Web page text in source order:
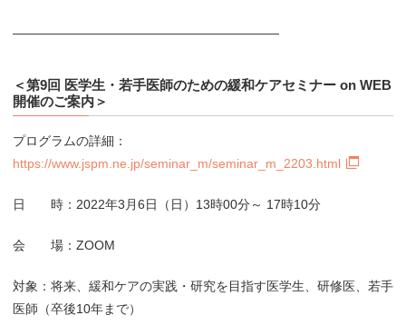
—————————————————————
＜第9回 医学生・若手医師のための緩和ケアセミナー on WEB
開催のご案内＞
プログラムの詳細：
https://www.jspm.ne.jp/seminar_m/seminar_m_2203.html
日 時：2022年3月6日（日）13時00分～ 17時10分
会 場：ZOOM
対象：将来、緩和ケアの実践・研究を目指す医学生、研修医、若手
医師（卒後10年まで）